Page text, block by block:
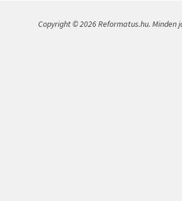
Copyright © 2026 Reformatus.hu. Minden